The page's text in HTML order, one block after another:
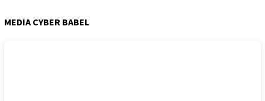
MEDIA CYBER BABEL